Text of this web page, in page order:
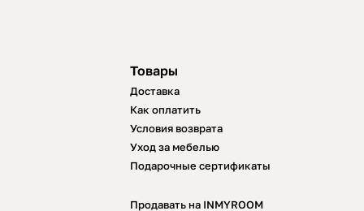
Товары
Доставка
Как оплатить
Условия возврата
Уход за мебелью
Подарочные сертификаты
Продавать на INMYROOM